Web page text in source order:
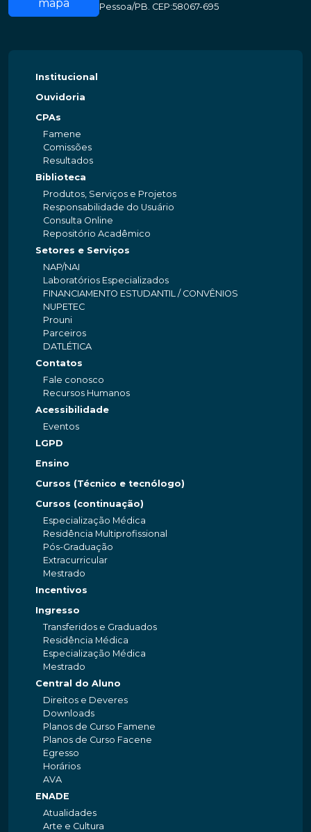
mapa Pessoa/PB. CEP:58067-695
Institucional
Ouvidoria
CPAs
Famene
Comissões
Resultados
Biblioteca
Produtos, Serviços e Projetos
Responsabilidade do Usuário
Consulta Online
Repositório Acadêmico
Setores e Serviços
NAP/NAI
Laboratórios Especializados
FINANCIAMENTO ESTUDANTIL / CONVÊNIOS
NUPETEC
Prouni
Parceiros
DATLÉTICA
Contatos
Fale conosco
Recursos Humanos
Acessibilidade
Eventos
LGPD
Ensino
Cursos (Técnico e tecnólogo)
Cursos (continuação)
Especialização Médica
Residência Multiprofissional
Pós-Graduação
Extracurricular
Mestrado
Incentivos
Ingresso
Transferidos e Graduados
Residência Médica
Especialização Médica
Mestrado
Central do Aluno
Direitos e Deveres
Downloads
Planos de Curso Famene
Planos de Curso Facene
Egresso
Horários
AVA
ENADE
Atualidades
Arte e Cultura